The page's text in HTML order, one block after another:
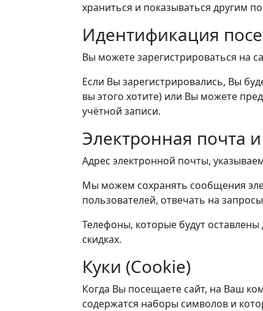
храниться и показываться другим
Идентификация
Вы можете зарегистрироваться на
Если Вы зарегистрировались, Вы
вы этого хотите) или Вы можете
учётной записи.
Электронная почта
Адрес электронной почты,
Мы можем сохранять сообщения
пользователей, отвечать на
Телефоны, которые будут
скидках.
Куки (Cookie)
Когда Вы посещаете сайт, на Ваш
содержатся наборы символов и